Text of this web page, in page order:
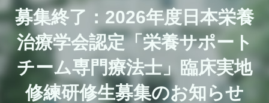
募集終了：2026年度日本栄養
治療学会認定「栄養サポート
チーム専門療法士」臨床実地
修練研修生募集のお知らせ